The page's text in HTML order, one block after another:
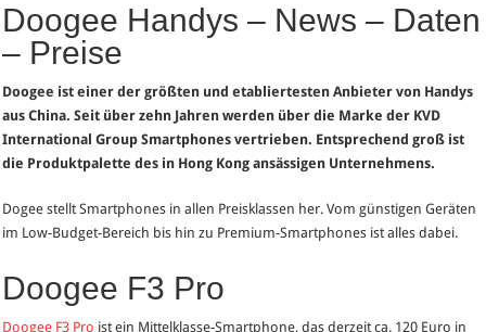
Doogee Handys – News – Daten
– Preise
Doogee ist einer der größten und etabliertesten Anbieter von Handys
aus China. Seit über zehn Jahren werden über die Marke der KVD
International Group Smartphones vertrieben. Entsprechend groß ist
die Produktpalette des in Hong Kong ansässigen Unternehmens.
Dogee stellt Smartphones in allen Preisklassen her. Vom günstigen Geräten
im Low-Budget-Bereich bis hin zu Premium-Smartphones ist alles dabei.
Doogee F3 Pro
Doogee F3 Pro ist ein Mittelklasse-Smartphone, das derzeit ca. 120 Euro in